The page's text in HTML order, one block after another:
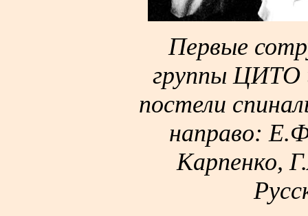
Первые
группы ЦИТО
постели
направо:
Карпенко,